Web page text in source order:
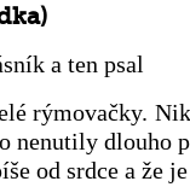
a ten psal
rýmovačky.
nenutily
od srdce a že